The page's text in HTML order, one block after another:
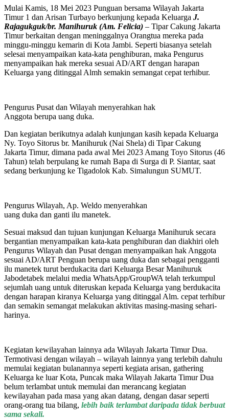
Mulai Kamis, 18 Mei 2023 Punguan bersama Wilayah Jakarta
Timur 1 dan Arisan Turbayo berkunjung kepada Keluarga J.
Rajagukguk/br. Manihuruk (Am. Felicia) – Tipar Cakung Jakarta
Timur berkaitan dengan meninggalnya Orangtua mereka pada
minggu-minggu kemarin di Kota Jambi. Seperti biasanya setelah
selesai menyampaikan kata-kata penghiburan, maka Pengurus
menyampaikan hak mereka sesuai AD/ART dengan harapan
Keluarga yang ditinggal Almh semakin semangat cepat terhibur.
Pengurus Pusat dan Wilayah menyerahkan hak
Anggota berupa uang duka.
Dan kegiatan berikutnya adalah kunjungan kasih kepada Keluarga
Ny. Toyo Sitorus br. Manihuruk (Nai Shela) di Tipar Cakung
Jakarta Timur, dimana pada awal Mei 2023 Amang Toyo Sitorus (46
Tahun) telah berpulang ke rumah Bapa di Surga di P. Siantar, saat
sedang berkunjung ke Tigadolok Kab. Simalungun SUMUT.
Pengurus Wilayah, Ap. Weldo menyerahkan
uang duka dan ganti ilu manetek.
Sesuai maksud dan tujuan kunjungan Keluarga Manihuruk secara
bergantian menyampaikan kata-kata penghiburan dan diakhiri oleh
Pengurus Wilayah dan Pusat dengan menyampaikan hak Anggota
sesuai AD/ART Penguan berupa uang duka dan sebagai pengganti
ilu manetek turut berdukacita dari Keluarga Besar Manihuruk
Jabodetabek melalui media WhatsApp/GroupWA telah terkumpul
sejumlah uang untuk diteruskan kepada Keluarga yang berdukacita
dengan harapan kiranya Keluarga yang ditinggal Alm. cepat terhibur
dan semakin semangat melakukan aktivitas masing-masing sehari-
harinya.
Kegiatan kewilayahan lainnya ada Wilayah Jakarta Timur Dua.
Termotivasi dengan wilayah – wilayah lainnya yang terlebih dahulu
memulai kegiatan bulanannya seperti kegiata arisan, gathering
Keluarga ke luar Kota, Puncak maka Wilayah Jakarta Timur Dua
belum terlambat untuk memulai dan merancang kegiatan
kewilayahan pada masa yang akan datang, dengan dasar seperti
orang-orang tua bilang, lebih baik terlambat daripada tidak berbuat
sama sekali.